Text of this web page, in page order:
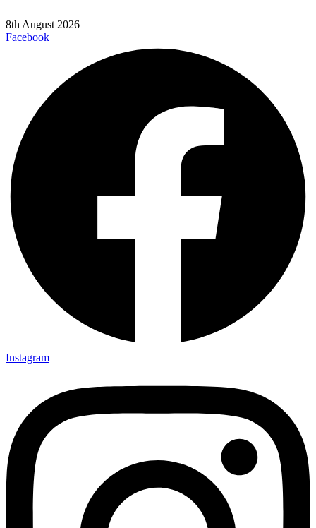
8th August 2026
Facebook
Instagram